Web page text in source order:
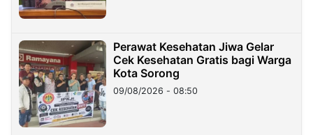
Perawat Kesehatan Jiwa Gelar
Cek Kesehatan Gratis bagi Warga
Kota Sorong
09/08/2026 - 08:50